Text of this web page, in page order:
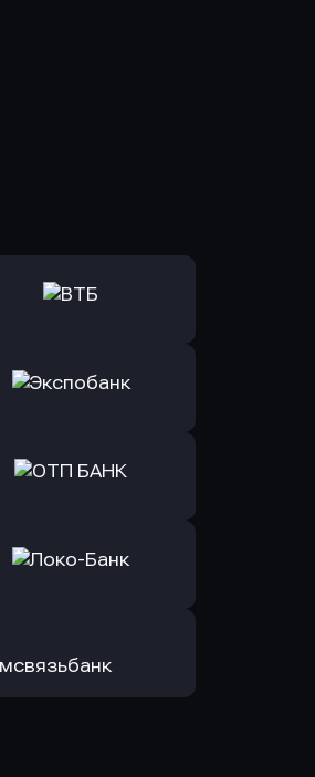
Оправить заявку
Оправить заявку
Оправить заявку
в Локо-Банк